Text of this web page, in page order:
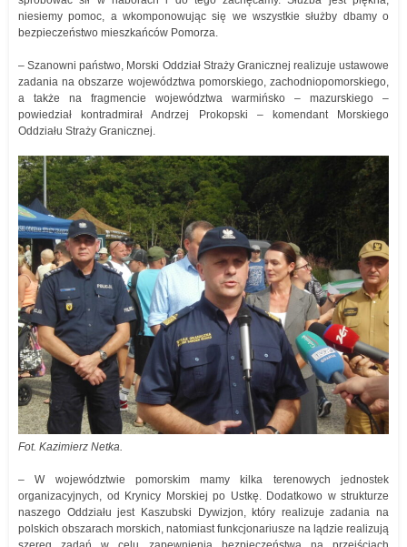
niesiemy pomoc, a wkomponowując się we wszystkie służby dbamy o
bezpieczeństwo mieszkańców Pomorza.
– Szanowni państwo, Morski Oddział Straży Granicznej realizuje ustawowe
zadania na obszarze województwa pomorskiego, zachodniopomorskiego,
a także na fragmencie województwa warmińsko – mazurskiego –
powiedział kontradmirał Andrzej Prokopski – komendant Morskiego
Oddziału Straży Granicznej.
Fot. Kazimierz Netka.
– W województwie pomorskim mamy kilka terenowych jednostek
organizacyjnych, od Krynicy Morskiej po Ustkę. Dodatkowo w strukturze
naszego Oddziału jest Kaszubski Dywizjon, który realizuje zadania na
polskich obszarach morskich, natomiast funkcjonariusze na lądzie realizują